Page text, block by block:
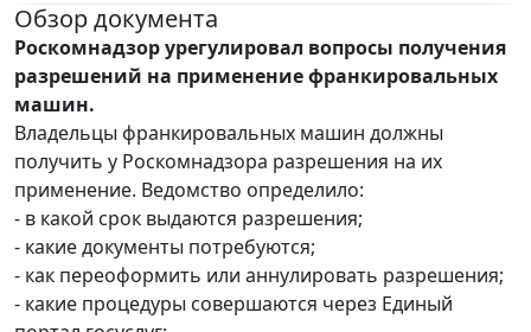
Обзор документа
Роскомнадзор урегулировал вопросы получения
разрешений на применение франкировальных
машин.
Владельцы франкировальных машин должны
получить у Роскомнадзора разрешения на их
применение. Ведомство определило:
- в какой срок выдаются разрешения;
- какие документы потребуются;
- как переоформить или аннулировать разрешения;
- какие процедуры совершаются через Единый